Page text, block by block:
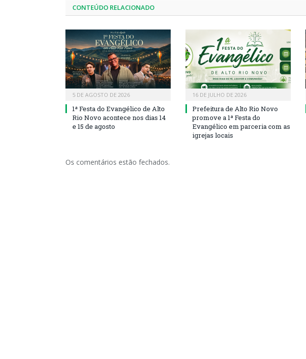
CONTEÚDO RELACIONADO
5 DE AGOSTO DE 2026
1ª Festa do Evangélico de Alto
Rio Novo acontece nos dias 14
e 15 de agosto
16 DE JULHO DE 2026
Prefeitura de Alto Rio Novo
promove a 1ª Festa do
Evangélico em parceria com as
igrejas locais
Os comentários estão fechados.